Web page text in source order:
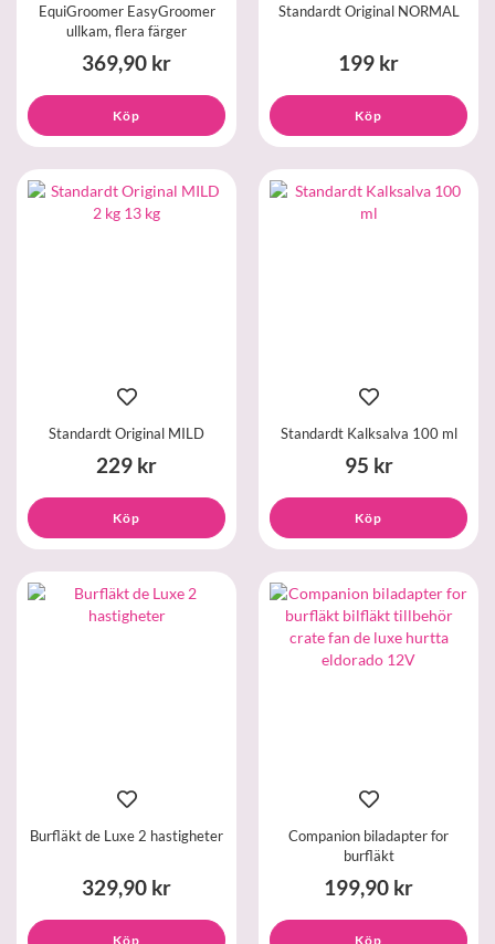
EquiGroomer EasyGroomer
ullkam, flera färger
369,90 kr
Köp
Standardt Original NORMAL
199 kr
Köp
Standardt Original MILD
229 kr
Köp
Standardt Kalksalva 100 ml
95 kr
Köp
Burfläkt de Luxe 2 hastigheter
329,90 kr
Köp
Companion biladapter for
burfläkt
199,90 kr
Köp